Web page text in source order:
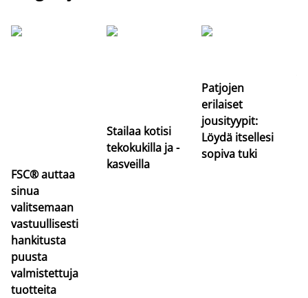
FSC® auttaa
sinua
valitsemaan
vastuullisesti
hankitusta
puusta
valmistettuja
tuotteita
Stailaa kotisi
tekokukilla ja -
kasveilla
Patjojen
erilaiset
jousityypit:
Löydä itsellesi
sopiva tuki